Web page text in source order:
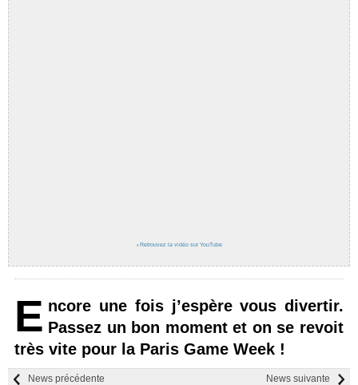
› Retrouvez la vidéo sur YouTube
E ncore une fois j’espère vous divertir.
Passez un bon moment et on se revoit
très vite pour la Paris Game Week !
News suivante
News précédente